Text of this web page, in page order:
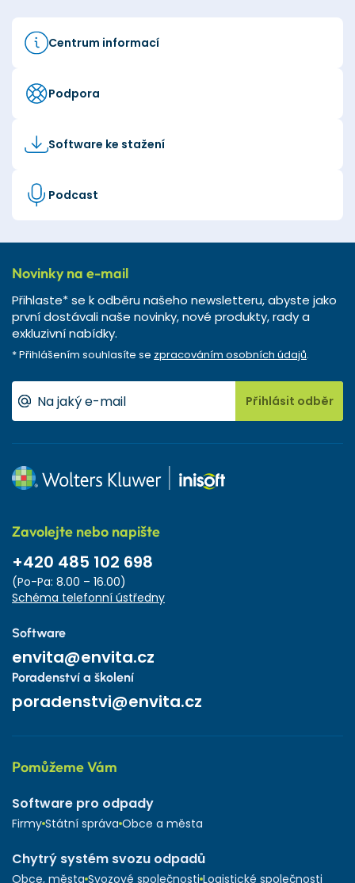
Centrum informací
Podpora
Software ke stažení
Podcast
Novinky na e-mail
Přihlaste* se k odběru našeho newsletteru, abyste jako
první dostávali naše novinky, nové produkty, rady a
exkluzivní nabídky.
* Přihlášením souhlasíte se zpracováním osobních údajů.
Přihlásit odběr
Zavolejte nebo napište
+420 485 102 698
(Po-Pa: 8.00 – 16.00)
Schéma telefonní ústředny
Software
envita@envita.cz
Poradenství a školení
poradenstvi@envita.cz
Pomůžeme Vám
Software pro odpady
Firmy Státní správa Obce a města
Chytrý systém svozu odpadů
Obce, města Svozové společnosti Logistické společnosti